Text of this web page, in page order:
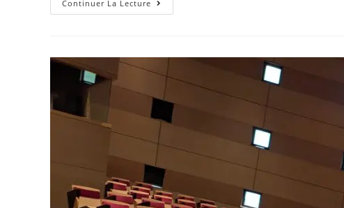
Continuer La Lecture